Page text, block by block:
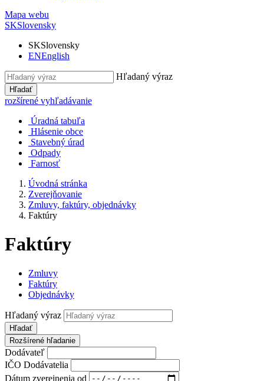
Mapa webu
SKSlovensky
SKSlovensky
ENEnglish
Hľadaný výraz
Hľadať
rozšírené vyhľadávanie
Úradná tabuľa
Hlásenie obce
Stavebný úrad
Odpady
Farnosť
Úvodná stránka
Zverejňovanie
Zmluvy, faktúry, objednávky
Faktúry
Faktúry
Zmluvy
Faktúry
Objednávky
Hľadaný výraz
Hľadať
Rozšírené hľadanie
Dodávateľ
IČO Dodávatelia
Dátum zverejnenia od